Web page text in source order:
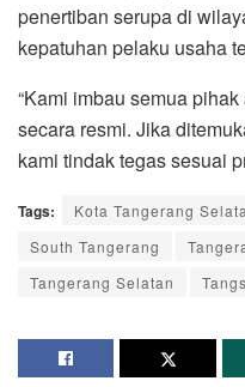
penertiban serupa di
kepatuhan pelaku usaha
“Kami imbau semua
secara resmi. Jika
kami tindak tegas sesuai
Tags: Kota Tangerang
South Tangerang
Tangerang Selatan